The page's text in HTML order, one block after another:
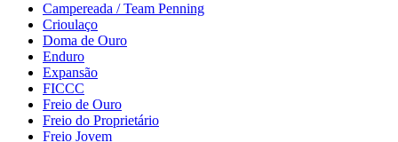
Campereada / Team Penning
Crioulaço
Doma de Ouro
Enduro
Expansão
FICCC
Freio de Ouro
Freio do Proprietário
Freio Jovem